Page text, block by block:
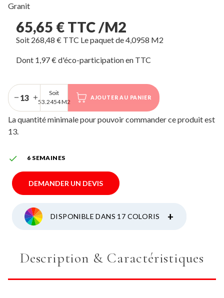
Granit
65,65 € TTC /M2
Soit 268,48 € TTC Le paquet de 4,0958 M2
Dont 1,97 € d'éco-participation
Soit
53.2454 M2
AJOUTER AU PANIER
La quantité minimale pour pouvoir commander ce produit est
13.
 6 SEMAINES
DEMANDER UN DEVIS
DISPONIBLE DANS 17 COLORIS +
Description & Caractéristiques